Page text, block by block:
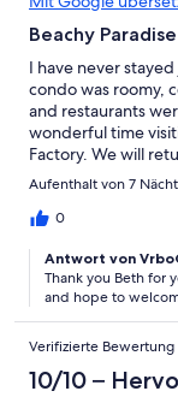
Beachy Paradise
I have never
condo was roomy,
and restaurants
wonderful time
Factory. We will
Aufenthalt von 7
0
Antwort von
Thank you Beth for
and hope to
Verifizierte Bewertung
10/10 –